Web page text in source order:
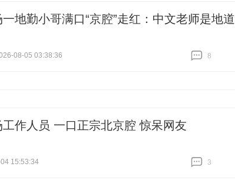
地勤小哥满口“京腔”走红：中文老师是地道
08-05 03:38:36
8
工作人员 一口正宗北京腔 惊呆网友
15:53:34
3